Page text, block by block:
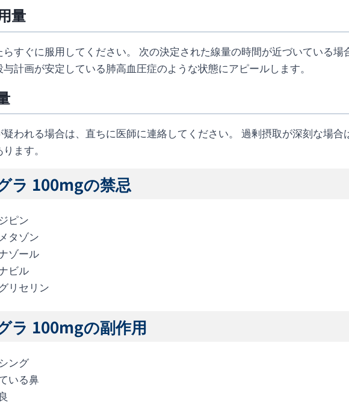
量
すぐに服用してください。 次の決定された線量の時間が近づいている
計画が安定している肺高血圧症のような状態にアピールします。
われる場合は、直ちに医師に連絡してください。 過剰摂取が深刻な場
ます。
ラ 100mgの禁忌
ピン
タゾン
ゾール
ビル
リセリン
ラ 100mgの副作用
ング
いる鼻